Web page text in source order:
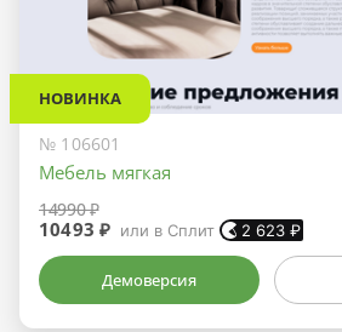
НОВИНКА
№ 106601
Мебель мягкая
14990 ₽
10493 ₽ или в Сплит 2 623 ₽
Демоверсия